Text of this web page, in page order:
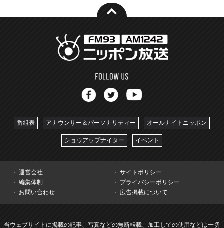
番組表 アナウンサー＆パーソナリティー オールナイトニッポン
ショウアップナイター イベント
運営会社
サイトポリシー
編集体制
プライバシーポリシー
お問い合わせ
広告掲載について
当ウェブサイトに掲載の記事、写真などの無断転載、加工しての使用などは一切